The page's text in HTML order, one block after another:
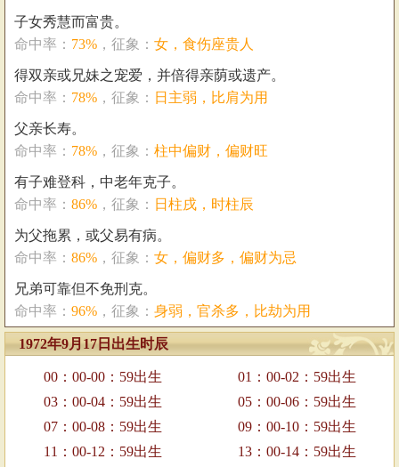
子女秀慧而富贵。
命中率： 73% ，征象： 女，食伤座贵人
得双亲或兄妹之宠爱，并倍得亲荫或遗产。
命中率： 78% ，征象： 日主弱，比肩为用
父亲长寿。
命中率： 78% ，征象： 柱中偏财，偏财旺
有子难登科，中老年克子。
命中率： 86% ，征象： 日柱戌，时柱辰
为父拖累，或父易有病。
命中率： 86% ，征象： 女，偏财多，偏财为忌
兄弟可靠但不免刑克。
命中率： 96% ，征象： 身弱，官杀多，比劫为用
1972年9月17日出生时辰
00：00-00：59出生
01：00-02：59出生
03：00-04：59出生
05：00-06：59出生
07：00-08：59出生
09：00-10：59出生
11：00-12：59出生
13：00-14：59出生